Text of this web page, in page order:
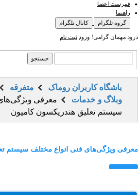
فهرست اعضا
راهنما
گروه تلگرام
کانال تلگرام
درود مهمان گرامی! ورود ثبت نام
باشگاه کاربران روماک متفرقه
وبلاگ و خدمات
معرفی
سیستم تعلیق هندریکسون کامیون
معرفی ویژگی‌های فنی انواع مختلف سیستم